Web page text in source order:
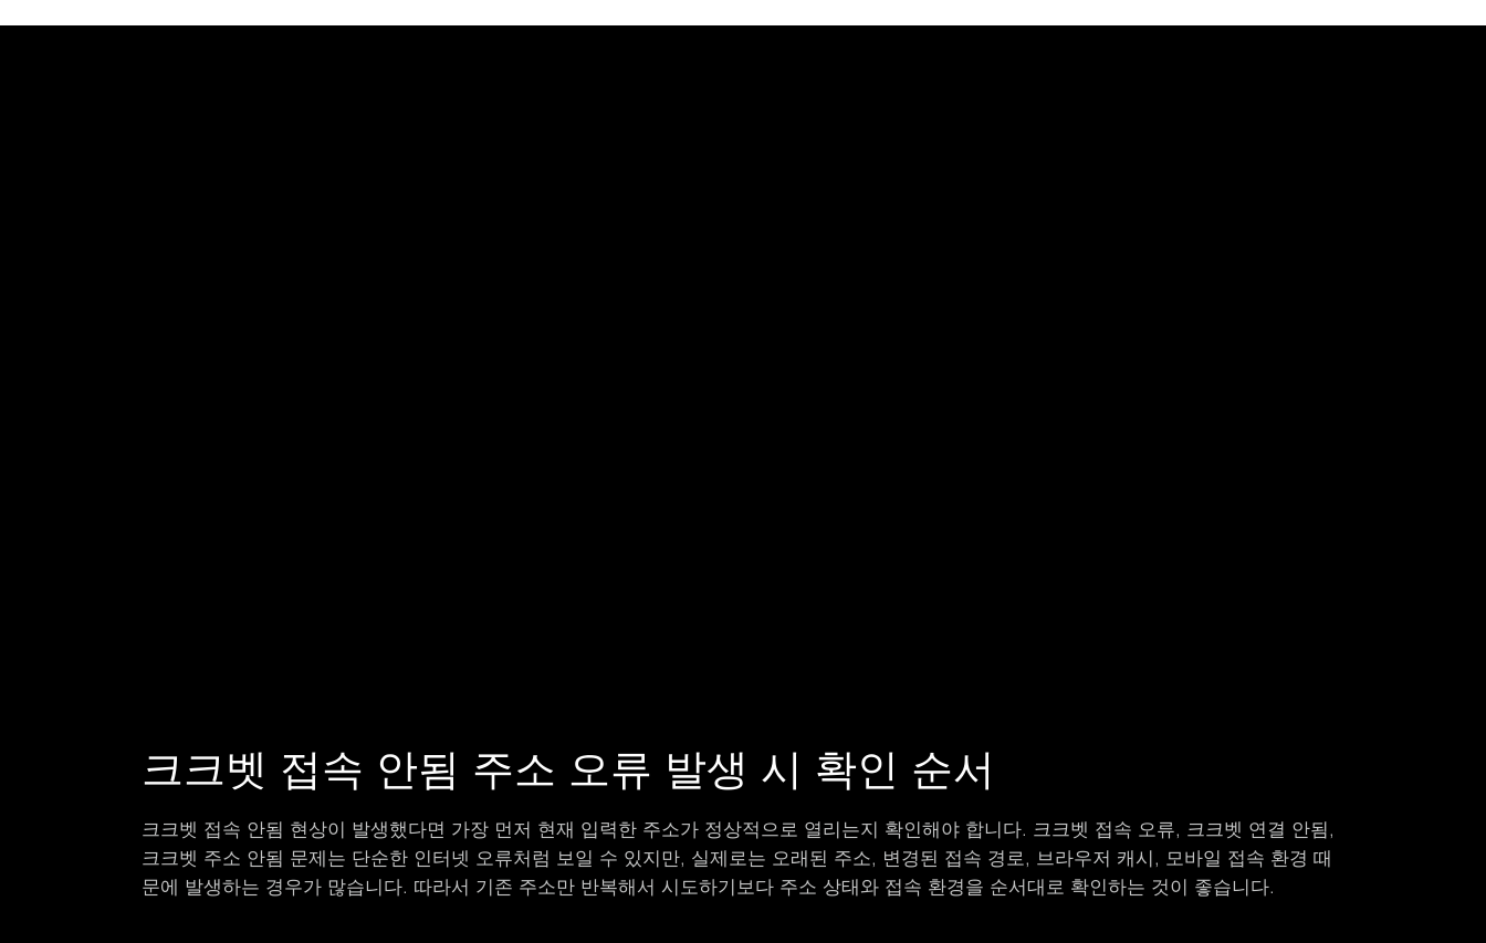
크크벳 접속 안됨 주소 오류 발생 시 확인 순서
크크벳 접속 안됨 현상이 발생했다면 가장 먼저 현재 입력한 주소가 정상적으로 열리는지 확인해야 합니다. 크크벳 접속 오류, 크크벳 연결 안됨,
크크벳 주소 안됨 문제는 단순한 인터넷 오류처럼 보일 수 있지만, 실제로는 오래된 주소, 변경된 접속 경로, 브라우저 캐시, 모바일 접속 환경 때
문에 발생하는 경우가 많습니다. 따라서 기존 주소만 반복해서 시도하기보다 주소 상태와 접속 환경을 순서대로 확인하는 것이 좋습니다.